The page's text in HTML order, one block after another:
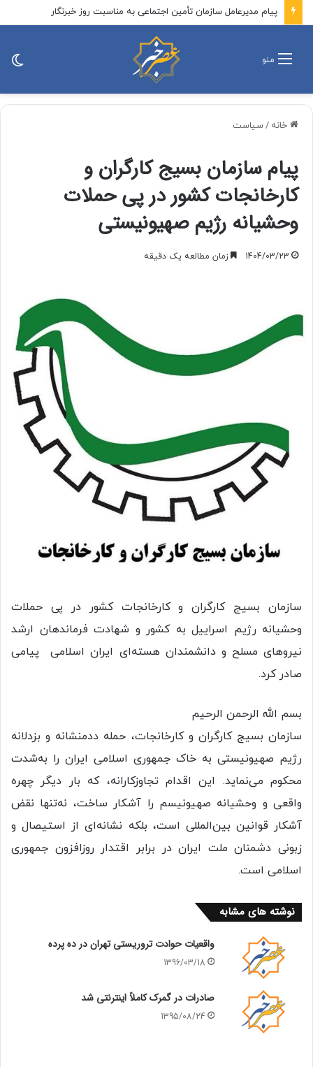
پیام مدیرعامل سازمان تأمین اجتماعی به مناسبت روز خبرنگار
منو
خانه /سیاست
پیام سازمان بسیج کارگران و
کارخانجات کشور در پی حملات
وحشیانه رژیم صهیونیستی
1404/03/23 زمان مطالعه یک دقیقه
سازمان بسیج کارگران و کارخانجات کشور در پی حملات
وحشیانه رژیم اسراییل به کشور و شهادت فرماندهان ارشد
نیروهای مسلح و دانشمندان هسته‌ای ایران اسلامی پیامی
صادر کرد.
بسم الله الرحمن الرحیم
سازمان بسیج کارگران و کارخانجات، حمله ددمنشانه و بزدلانه
رژیم صهیونیستی به خاک جمهوری اسلامی ایران را به‌شدت
محکوم می‌نماید. این اقدام تجاوزکارانه، که بار دیگر چهره
واقعی و وحشیانه صهیونیسم را آشکار ساخت، نه‌تنها نقض
آشکار قوانین بین‌المللی است، بلکه نشانه‌ای از استیصال و
زبونی دشمنان ملت ایران در برابر اقتدار روزافزون جمهوری
اسلامی است.
نوشته های مشابه
واقعیات حوادت تروریستی تهران در ده پرده
1396/03/18
صادرات در گمرک کاملاً اینترنتی شد
1395/08/24